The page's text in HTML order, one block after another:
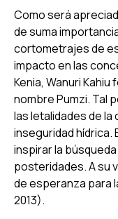
Como será
de suma
cortometrajes de
impacto en las
Kenia, Wanuri
nombre Pumzi. Tal
las letalidades de la
inseguridad hídrica.
inspirar la
posteridades. A su
de esperanza para
2013).